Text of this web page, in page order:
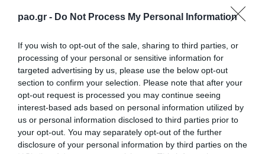
pao.gr - Do Not Process My Personal Information
If you wish to opt-out of the sale, sharing to third parties, or
processing of your personal or sensitive information for
targeted advertising by us, please use the below opt-out
section to confirm your selection. Please note that after your
opt-out request is processed you may continue seeing
interest-based ads based on personal information utilized by
us or personal information disclosed to third parties prior to
your opt-out. You may separately opt-out of the further
disclosure of your personal information by third parties on the
Σε χειμερινό τοπίο, με χιονόπτωση κατά διαστήματα,
πραγματοποιήθηκε η προπόνηση της Πέμπτης στο
«Γ. Καλαφάτης». Οι Πράσινοι ξεκίνησαν με
προθέρμανση, συνέχισαν με ασκήσεις κατοχής
μπάλας, συνέχισαν με παιχνίδι και ολοκλήρωσαν με